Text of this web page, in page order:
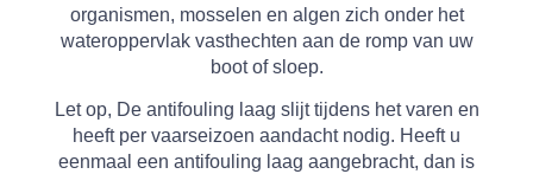
organismen, mosselen en algen zich onder het
wateroppervlak vasthechten aan de romp van uw
boot of sloep.
Let op, De antifouling laag slijt tijdens het varen en
heeft per vaarseizoen aandacht nodig. Heeft u
eenmaal een antifouling laag aangebracht, dan is